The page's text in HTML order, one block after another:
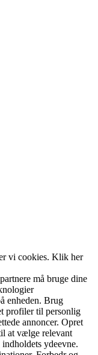
vi cookies. Klik her
må bruge dine
enheden. Brug
profiler til personlig
annoncer. Opret
at vælge relevant
ydeevne.